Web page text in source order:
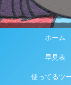
ホーム
早見表
使ってるツ